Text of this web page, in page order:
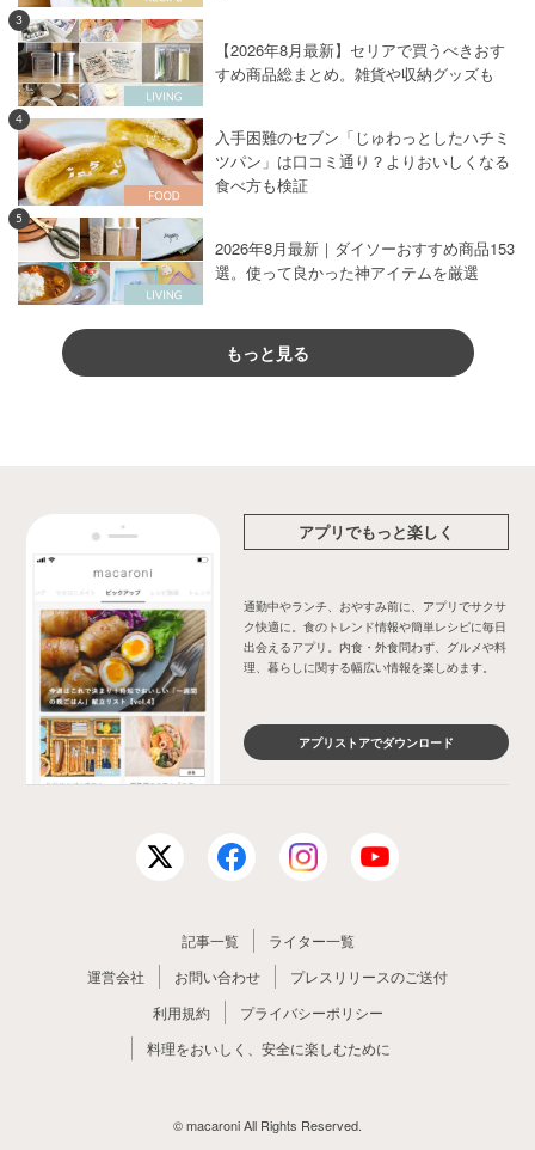
3
【2026年8月最新】セリアで買うべきおす
すめ商品総まとめ。雑貨や収納グッズも
4
入手困難のセブン「じゅわっとしたハチミ
ツパン」は口コミ通り？よりおいしくなる
食べ方も検証
5
2026年8月最新｜ダイソーおすすめ商品153
選。使って良かった神アイテムを厳選
もっと見る
アプリでもっと楽しく
通勤中やランチ、おやすみ前に、アプリでサクサ
ク快適に。食のトレンド情報や簡単レシピに毎日
出会えるアプリ。内食・外食問わず、グルメや料
理、暮らしに関する幅広い情報を楽しめます。
アプリストアでダウンロード
記事一覧
ライター一覧
運営会社
お問い合わせ
プレスリリースのご送付
利用規約
プライバシーポリシー
料理をおいしく、安全に楽しむために
© macaroni All Rights Reserved.